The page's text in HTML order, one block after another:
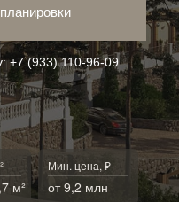
+7 (933) 110-96-09
от 9,2 млн
Мин. цена, ₽
м²